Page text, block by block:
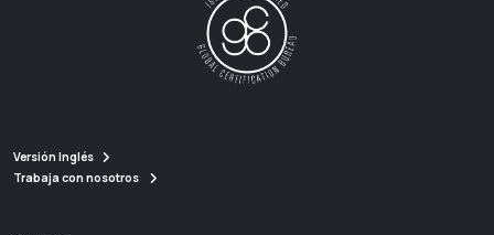
Versión Inglés
Trabaja con nosotros